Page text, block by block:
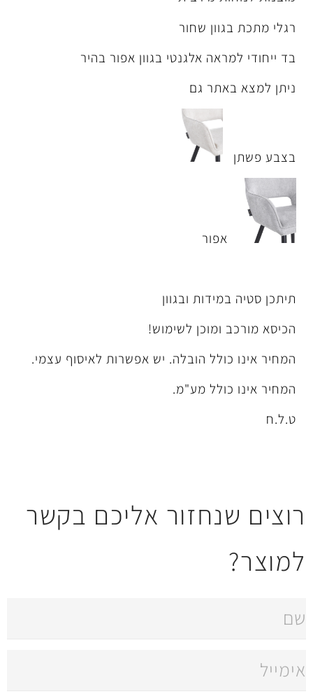
שחור
אלגנטי בגוון אפור בהיר
גם
ובגוון
לשימוש!
הובלה. יש אפשרות לאיסוף עצמי.
מע"מ.
אליכם בקשר